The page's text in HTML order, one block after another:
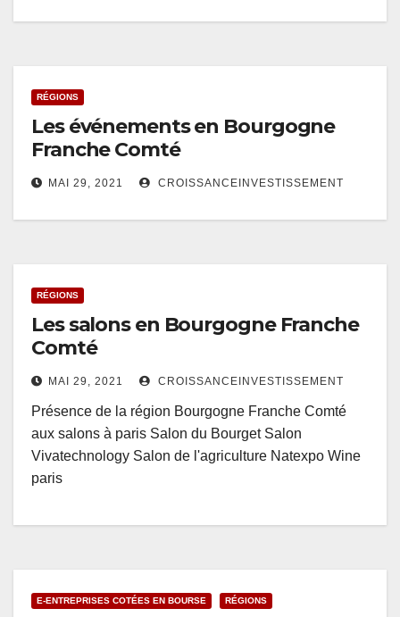
RÉGIONS
Les événements en Bourgogne
Franche Comté
MAI 29, 2021 CROISSANCEINVESTISSEMENT
RÉGIONS
Les salons en Bourgogne Franche
Comté
MAI 29, 2021 CROISSANCEINVESTISSEMENT
Présence de la région Bourgogne Franche Comté
aux salons à paris Salon du Bourget Salon
Vivatechnology Salon de l'agriculture Natexpo Wine
paris
E-ENTREPRISES COTÉES EN BOURSE RÉGIONS